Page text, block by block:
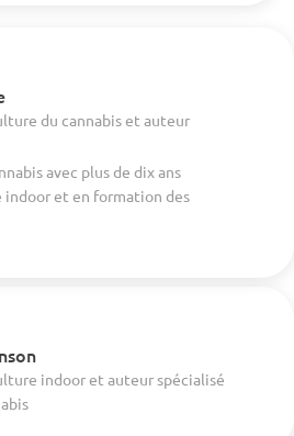
du cannabis et auteur
avec plus de dix ans
indoor et en formation des
indoor et auteur spécialisé